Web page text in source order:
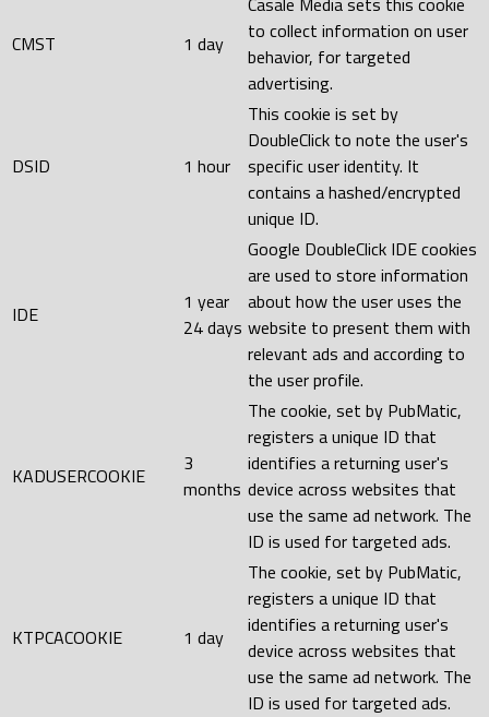
CMST 1 day
to collect information on user
behavior, for targeted
advertising.
DSID 1 hour
This cookie is set by
DoubleClick to note the user's
specific user identity. It
contains a hashed/encrypted
unique ID.
IDE
1 year
24 days
Google DoubleClick IDE cookies
are used to store information
about how the user uses the
website to present them with
relevant ads and according to
the user profile.
KADUSERCOOKIE
3
months
The cookie, set by PubMatic,
registers a unique ID that
identifies a returning user's
device across websites that
use the same ad network. The
ID is used for targeted ads.
KTPCACOOKIE 1 day
The cookie, set by PubMatic,
registers a unique ID that
identifies a returning user's
device across websites that
use the same ad network. The
ID is used for targeted ads.